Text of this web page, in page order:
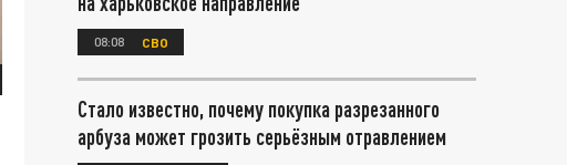
08:08 СВО
Стало известно, почему покупка разрезанного
арбуза может грозить серьёзным отравлением